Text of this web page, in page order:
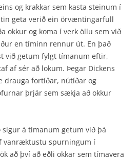
og krakkar sem kasta steinum í
geta verið ein örvæntingarfull
okkur og koma í verk öllu sem við
en tíminn rennur út. En það
við getum fylgt tímanum eftir,
af sér að lokum. Þegar Dickens
drauga fortíðar, nútíðar og
þrjár sem sækja að okkur
sigur á tímanum getum við þá
vanræktustu spurningum í
að því að eðli okkar sem tímavera